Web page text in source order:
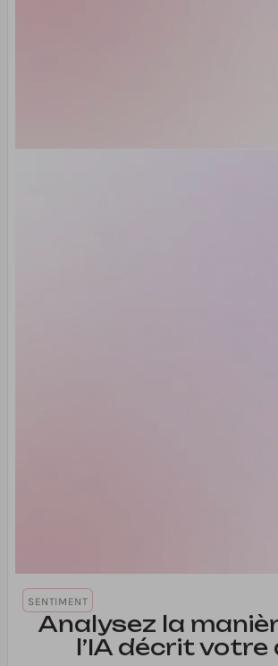
SENTIMENT
Analysez la
l’IA décrit votre